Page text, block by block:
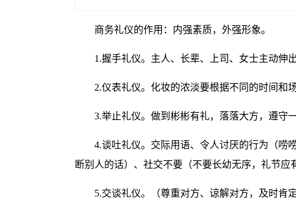
商务礼仪的作用：内强素质，外强形象。
1.握手礼仪。主人、长辈、上司、女士主动伸
2.仪表礼仪。化妆的浓淡要根据不同的时间和
3.举止礼仪。做到彬彬有礼，落落大方，遵守
4.谈吐礼仪。交际用语、令人讨厌的行为（唠
断别人的话）、社交不要（不要长幼无序，礼节应
5.交谈礼仪。（尊重对方、谅解对方，及时肯